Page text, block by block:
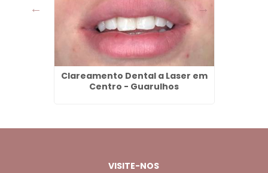
Clareamento Dental a Laser em
Centro - Guarulhos
VISITE-NOS